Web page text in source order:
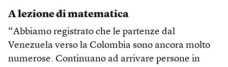
A lezione di matematica
“Abbiamo registrato che le partenze dal
Venezuela verso la Colombia sono ancora molto
numerose. Continuano ad arrivare persone in